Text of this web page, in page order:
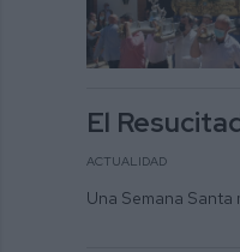
El
ACTUALIDAD
Una Semana Santa